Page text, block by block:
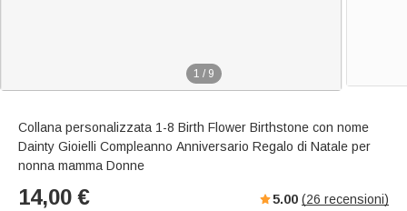
1 / 9
Collana personalizzata 1-8 Birth Flower Birthstone con nome
Dainty Gioielli Compleanno Anniversario Regalo di Natale per
nonna mamma Donne
14,00 € 5.00 (26 recensioni)